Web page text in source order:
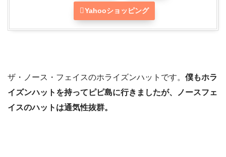
Yahooショッピング
ザ・ノース・フェイスのホライズンハットです。 僕もホラ
イズンハットを持ってピピ島に行きましたが、ノースフェ
イスのハットは通気性抜群。